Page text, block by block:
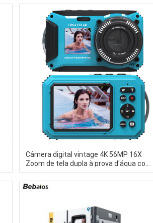
Câmera digital vintage 4K 56MP 16X
Zoom de tela dupla à prova d'água com
luz LED antivibração e foco automático
para natação e mergulho